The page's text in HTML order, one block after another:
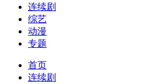
连续剧
综艺
动漫
专题
首页
连续剧